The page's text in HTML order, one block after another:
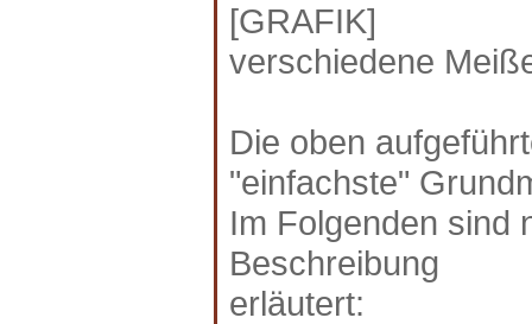
[GRAFIK]
verschiedene
Die oben
"einfachste"
Im Folgenden sind
Beschreibung
erläutert: